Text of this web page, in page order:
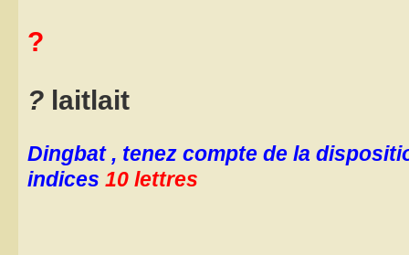
?
? laitlait
Dingbat , tenez compte de la
indices 10 lettres